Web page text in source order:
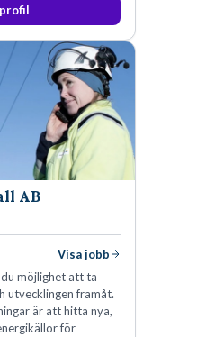
AB
Visa jobb
möjlighet att ta
utvecklingen framåt.
är att hitta nya,
för